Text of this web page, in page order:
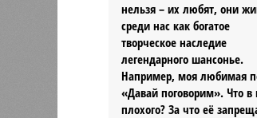
нельзя – их любят, они
среди нас как богатое
творческое наследие
легендарного шансонье.
Например, моя любимая
«Давай поговорим». Что в
плохого? За что её